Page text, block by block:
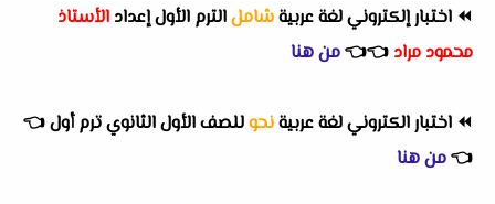
⏪ اختبار إلكتروني لغة عربيةشاملالترم الأول إعداد الأستاذ
محمود مراد 👈
👈من هنا
⏪ اختبار الكتروني لغة عربيةنحوللصف الأول الثانوي ترم أول👈
👈من هنا